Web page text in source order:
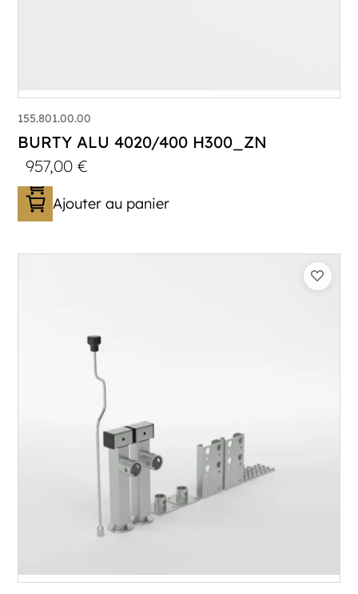
155.801.00.00
BURTY ALU 4020/400 H300_ZN
957,00€
Ajouter au panier